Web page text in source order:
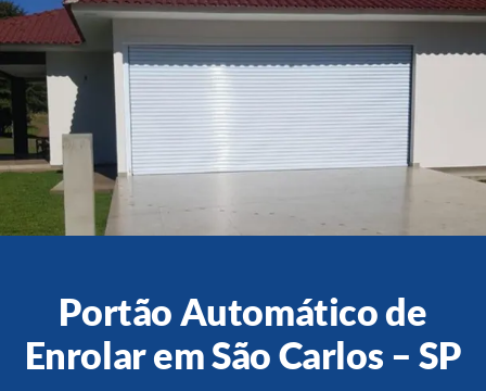
Acessórios Para Portas de
Pintura eletrostática
Portfólio
Contato
Acessórios
Portão Automático de
Enrolar em São Carlos – SP